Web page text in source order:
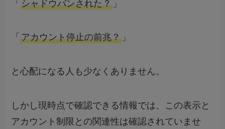
「シャドウバンされた？ 」
「アカウント停止の前兆？ 」
と心配になる人も少なくありません。
しかし現時点で確認できる情報では、この表示と
アカウント制限との関連性は確認されていませ